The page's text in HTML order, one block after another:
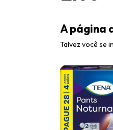
A página
Talvez você se